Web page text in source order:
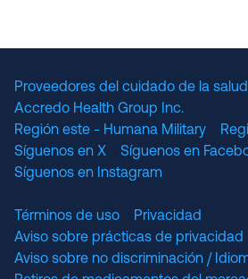
Proveedores del cuidado de la salud
Accredo Health Group Inc.
Región este - Humana Military
Síguenos en X
Síguenos en
Síguenos en Instagram
Términos de uso
Privacidad
Aviso sobre prácticas de privacidad
Aviso sobre no discriminación /